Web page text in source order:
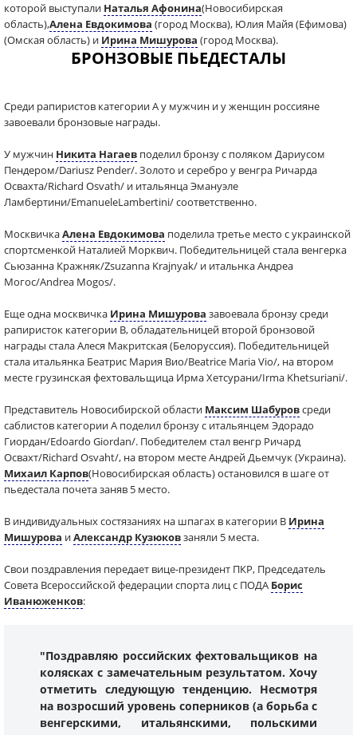
которой выступали Наталья Афонина(Новосибирская
область),Алена Евдокимова (город Москва), Юлия Майя (Ефимова)
(Омская область) и Ирина Мишурова (город Москва).
БРОНЗОВЫЕ ПЬЕДЕСТАЛЫ
Среди рапиристов категории А у мужчин и у женщин россияне
завоевали бронзовые награды.
У мужчин Никита Нагаев поделил бронзу с поляком Дариусом
Пендером/Dariusz Pender/. Золото и серебро у венгра Ричарда
Освахта/Richard Osvath/ и итальянца Эмануэле
Ламбертини/EmanueleLambertini/ соответственно.
МосквичкаАлена Евдокимова поделила третье место с украинской
спортсменкой Наталией Морквич. Победительницей стала венгерка
Сьюзанна Кражняк/Zsuzanna Krajnyak/ и итальнка Андреа
Могос/Andrea Mogos/.
Еще одна москвичка Ирина Мишурова завоевала бронзу среди
рапиристок категории В, обладательницей второй бронзовой
награды стала Алеся Макритская (Белоруссия). Победительницей
стала итальянка Беатрис Мария Вио/Beatrice Maria Vio/, на втором
месте грузинская фехтовальщица Ирма Хетсурани/Irma Khetsuriani/.
Представитель Новосибирской области Максим Шабуровсреди
саблистов категории А поделил бронзу с итальянцем Эдорадо
Гиордан/Edoardo Giordan/. Победителем стал венгр Ричард
Освахт/Richard Osvaht/, на втором месте Андрей Дьемчук (Украина).
Михаил Карпов(Новосибирская область) остановился в шаге от
пьедестала почета заняв 5 место.
В индивидуальных состязаниях на шпагах в категории В Ирина
Мишурова иАлександр Кузюковзаняли 5 места.
Свои поздравления передает вице-президент ПКР, Председатель
Совета Всероссийской федерации спорта лиц с ПОДА Борис
Иванюженков:
"Поздравляю российских фехтовальщиков на
колясках с замечательным результатом. Хочу
отметить следующую тенденцию. Несмотря
на возросший уровень соперников (а борьба с
венгерскими, итальянскими, польскими